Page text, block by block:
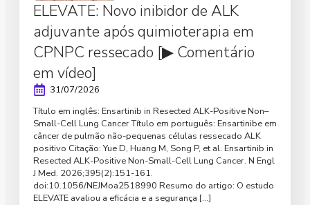
ELEVATE: Novo inibidor de ALK
adjuvante após quimioterapia em
CPNPC ressecado [▶ Comentário
em vídeo]
31/07/2026
Título em inglês: Ensartinib in Resected ALK-Positive Non–
Small-Cell Lung Cancer Título em português: Ensartinibe em
câncer de pulmão não-pequenas células ressecado ALK
positivo Citação: Yue D, Huang M, Song P, et al. Ensartinib in
Resected ALK-Positive Non-Small-Cell Lung Cancer. N Engl
J Med. 2026;395(2):151-161.
doi:10.1056/NEJMoa2518990 Resumo do artigo: O estudo
ELEVATE avaliou a eficácia e a segurança […]